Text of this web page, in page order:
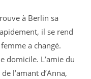
à Berlin sa
il se rend
a changé.
domicile. L’amie du
l’amant d’Anna,